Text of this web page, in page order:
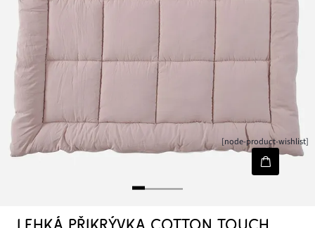
[node-product-wishlist]